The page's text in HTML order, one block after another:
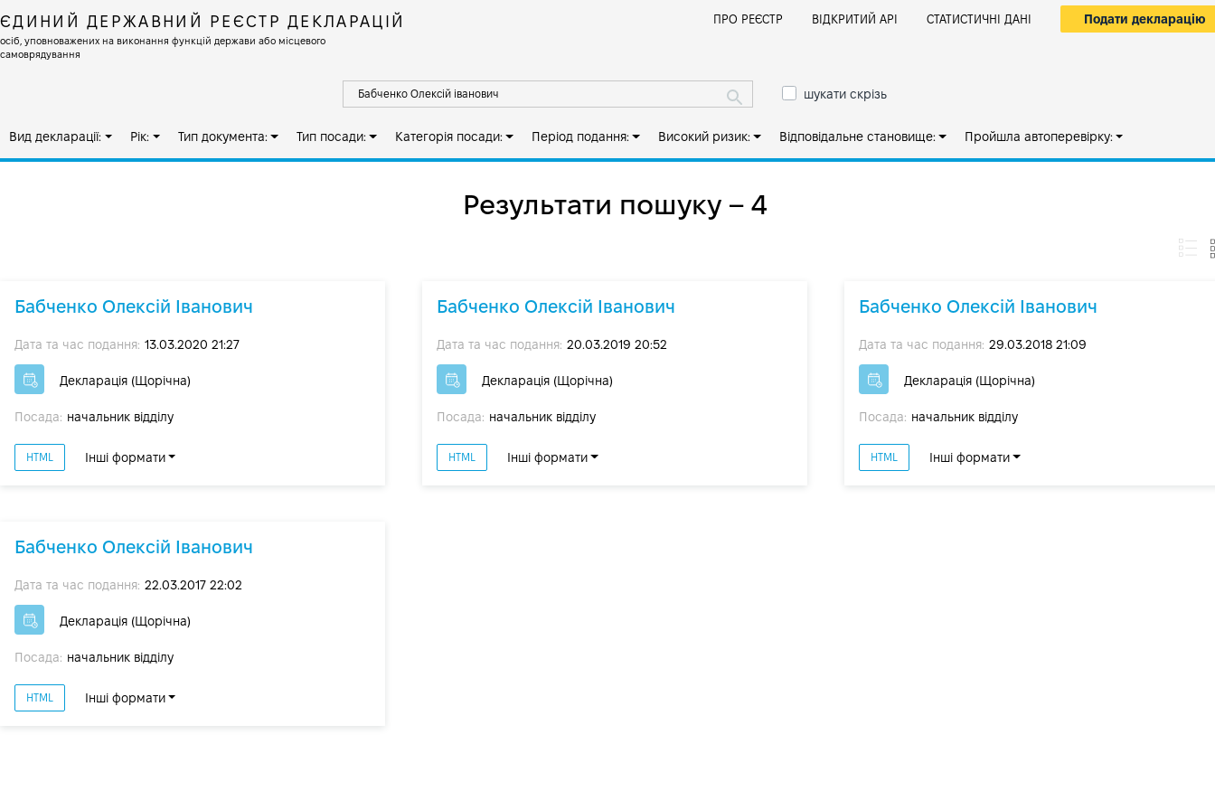
ЄДИНИЙ ДЕРЖАВНИЙ РЕЄСТР ДЕКЛАРАЦІЙ
осіб, уповноважених на виконання функцій держави або місцевого
самоврядування
ПРО РЕЄСТР ВІДКРИТИЙ АРІ СТАТИСТИЧНІ ДАНІ Подати декларацію
шукати скрізь
Вид декларації: Рік: Тип документа: Тип посади: Категорія посади: Період подання: Високий ризик: Відповідальне становище: Пройшла автоперевірку:
Результати пошуку – 4
Бабченко Олексій Іванович
Дата та час подання: 13.03.2020 21:27
Декларація (Щорічна)
Посада: начальник відділу
HTML Інші формати
Бабченко Олексій Іванович
Дата та час подання: 22.03.2017 22:02
Декларація (Щорічна)
Посада: начальник відділу
HTML Інші формати
Бабченко Олексій Іванович
Дата та час подання: 20.03.2019 20:52
Декларація (Щорічна)
Посада: начальник відділу
HTML Інші формати
Бабченко Олексій Іванович
Дата та час подання: 29.03.2018 21:09
Декларація (Щорічна)
Посада: начальник відділу
HTML Інші формати